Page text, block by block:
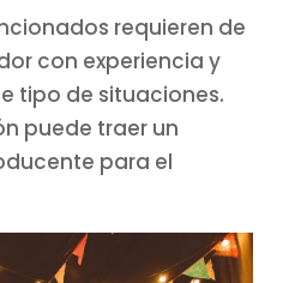
requieren de
con experiencia y
tipo de situaciones.
puede traer un
para el